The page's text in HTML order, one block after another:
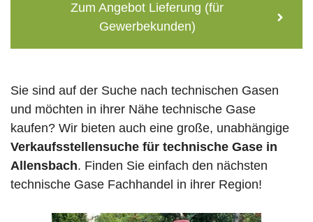
Zum Angebot Lieferung (für
Gewerbekunden)
Sie sind auf der Suche nach technischen Gasen
und möchten in ihrer Nähe technische Gase
kaufen? Wir bieten auch eine große, unabhängige
Verkaufsstellensuche für technische Gase in
Allensbach. Finden Sie einfach den nächsten
technische Gase Fachhandel in ihrer Region!